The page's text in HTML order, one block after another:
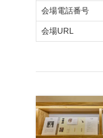
会場電話番号
会場URL